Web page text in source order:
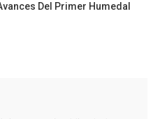
Del Primer Humedal